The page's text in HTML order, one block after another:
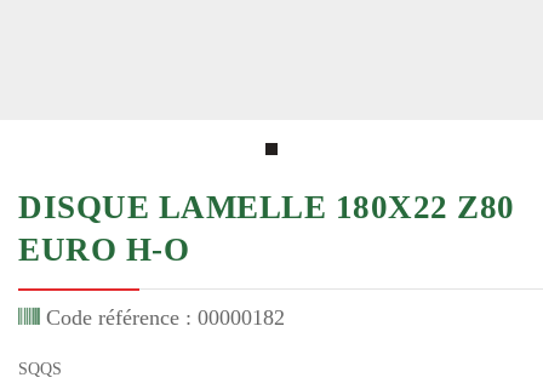
DISQUE LAMELLE 180X22 Z80
EURO H-O
Code référence : 00000182
SQQS